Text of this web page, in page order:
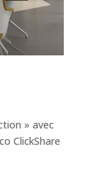
» avec
ClickShare